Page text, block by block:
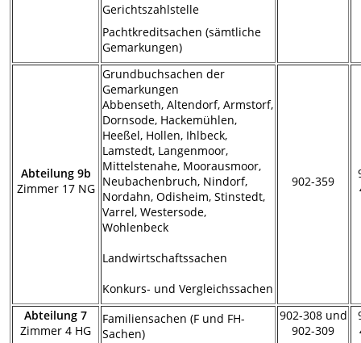
Gerichtszahlstelle
Pachtkreditsachen (sämtliche
Gemarkungen)
Abteilung 9b
Zimmer 17 NG
Grundbuchsachen der
Gemarkungen
Abbenseth, Altendorf, Armstorf,
Dornsode, Hackemühlen,
Heeßel, Hollen, Ihlbeck,
Lamstedt, Langenmoor,
Mittelstenahe, Moorausmoor,
Neubachenbruch, Nindorf,
Nordahn, Odisheim, Stinstedt,
Varrel, Westersode,
Wohlenbeck
Landwirtschaftssachen
Konkurs- und Vergleichssachen
902-359
Abteilung 7
Zimmer 4 HG
Familiensachen (F und FH-
Sachen)
902-308 und
902-309